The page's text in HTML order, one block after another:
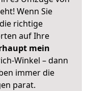
Wenn Sie
richtige
auf Ihre
mein
Winkel – dann
immer die
parat.